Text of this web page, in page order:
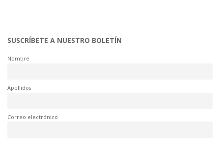
SUSCRÍBETE A NUESTRO BOLETÍN
Nombre
Apellidos
Correo electrónico